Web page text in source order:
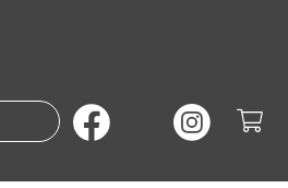
Suche nach Büchern oder